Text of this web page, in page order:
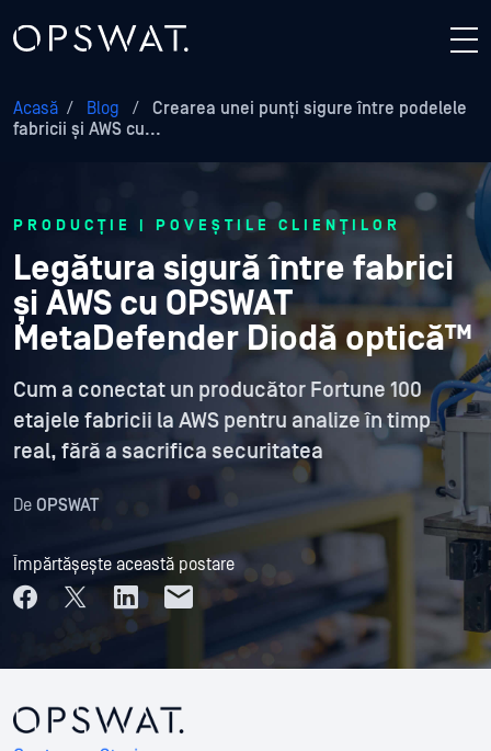
Acasă / Blog /
Crearea unei punți sigure între podelele
fabricii și AWS cu...
PRODUCȚIE | POVEȘTILE CLIENȚILOR
Legătura sigură între fabrici
și AWS cu OPSWAT
MetaDefender Diodă optică™
Cum a conectat un producător Fortune 100
etajele fabricii la AWS pentru analize în timp
real, fără a sacrifica securitatea
De OPSWAT
Împărtășește această postare